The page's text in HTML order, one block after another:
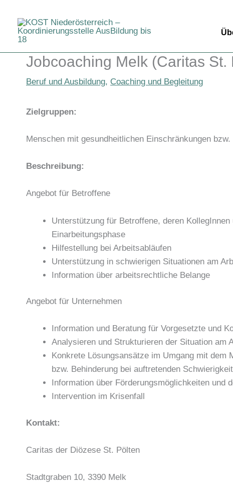
Inhalt
springen
Jobcoaching Melk (Caritas St.
Beruf und Ausbildung, Coaching und Begleitung
Zielgruppen:
Menschen mit gesundheitlichen Einschränkungen bzw.
Beschreibung:
Angebot für Betroffene
Unterstützung für Betroffene, deren
Einarbeitungsphase
Hilfestellung bei Arbeitsabläufen
Unterstützung in schwierigen Situationen am
Information über arbeitsrechtliche Belange
Angebot für Unternehmen
Information und Beratung für Vorgesetzte und
Analysieren und Strukturieren der Situation am
Konkrete Lösungsansätze im Umgang mit dem
bzw. Behinderung bei auftretenden
Information über Förderungsmöglichkeiten und
Intervention im Krisenfall
Kontakt:
Caritas der Diözese St. Pölten
Stadtgraben 10, 3390 Melk